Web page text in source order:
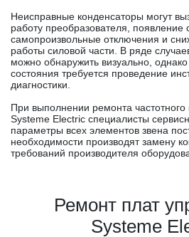
Неисправные конденсаторы могут
работу преобразователя, появление
самопроизвольные отключения и
работы силовой части. В ряде
можно обнаружить визуально,
состояния требуется проведение
диагностики.
При выполнении ремонта частотного
Systeme Electric специалисты
параметры всех элементов звена
необходимости производят замену
требований производителя
Ремонт плат
Systeme